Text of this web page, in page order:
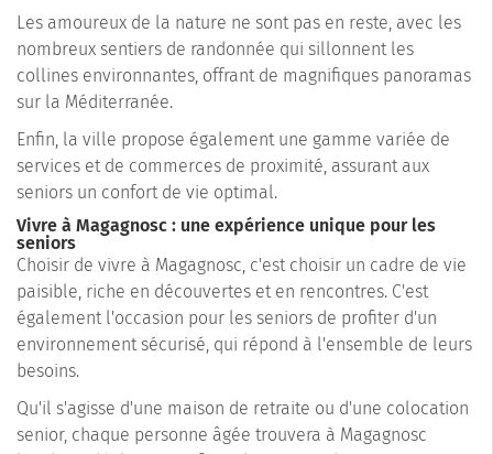
Les amoureux de la nature ne sont pas en reste, avec les
nombreux sentiers de randonnée qui sillonnent les
collines environnantes, offrant de magnifiques panoramas
sur la Méditerranée.
Enfin, la ville propose également une gamme variée de
services et de commerces de proximité, assurant aux
seniors un confort de vie optimal.
Vivre à Magagnosc : une expérience unique pour les
seniors
Choisir de vivre à Magagnosc, c'est choisir un cadre de vie
paisible, riche en découvertes et en rencontres. C'est
également l'occasion pour les seniors de profiter d'un
environnement sécurisé, qui répond à l'ensemble de leurs
besoins.
Qu'il s'agisse d'une maison de retraite ou d'une colocation
senior, chaque personne âgée trouvera à Magagnosc